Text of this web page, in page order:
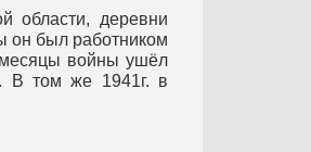
области, деревни
он был работником
войны ушёл
В том же 1941г. в